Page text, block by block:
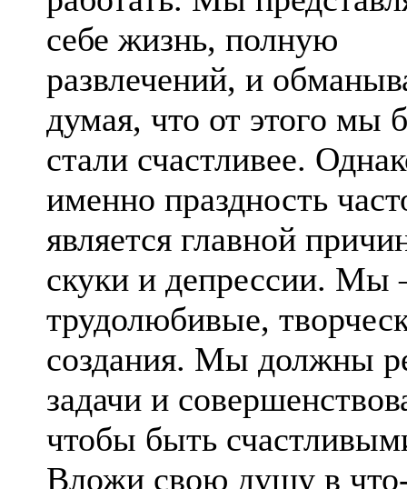
себе жизнь, полную
развлечений, и
думая, что от этого мы
стали счастливее.
именно праздность
является главной
скуки и депрессии. Мы
трудолюбивые,
создания. Мы должны
задачи и
чтобы быть
Вложи свою душу в